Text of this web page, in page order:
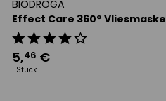
BIODROGA
Effect Care 360° Vliesmaske
5,46 €
1 Stück